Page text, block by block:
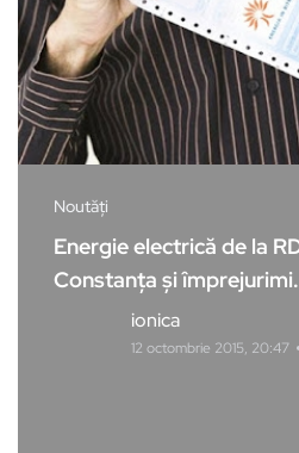
Noutăți
Energie electrică de la
Constanța și împrejurimi.
ionica
12 octombrie 2015, 20:47